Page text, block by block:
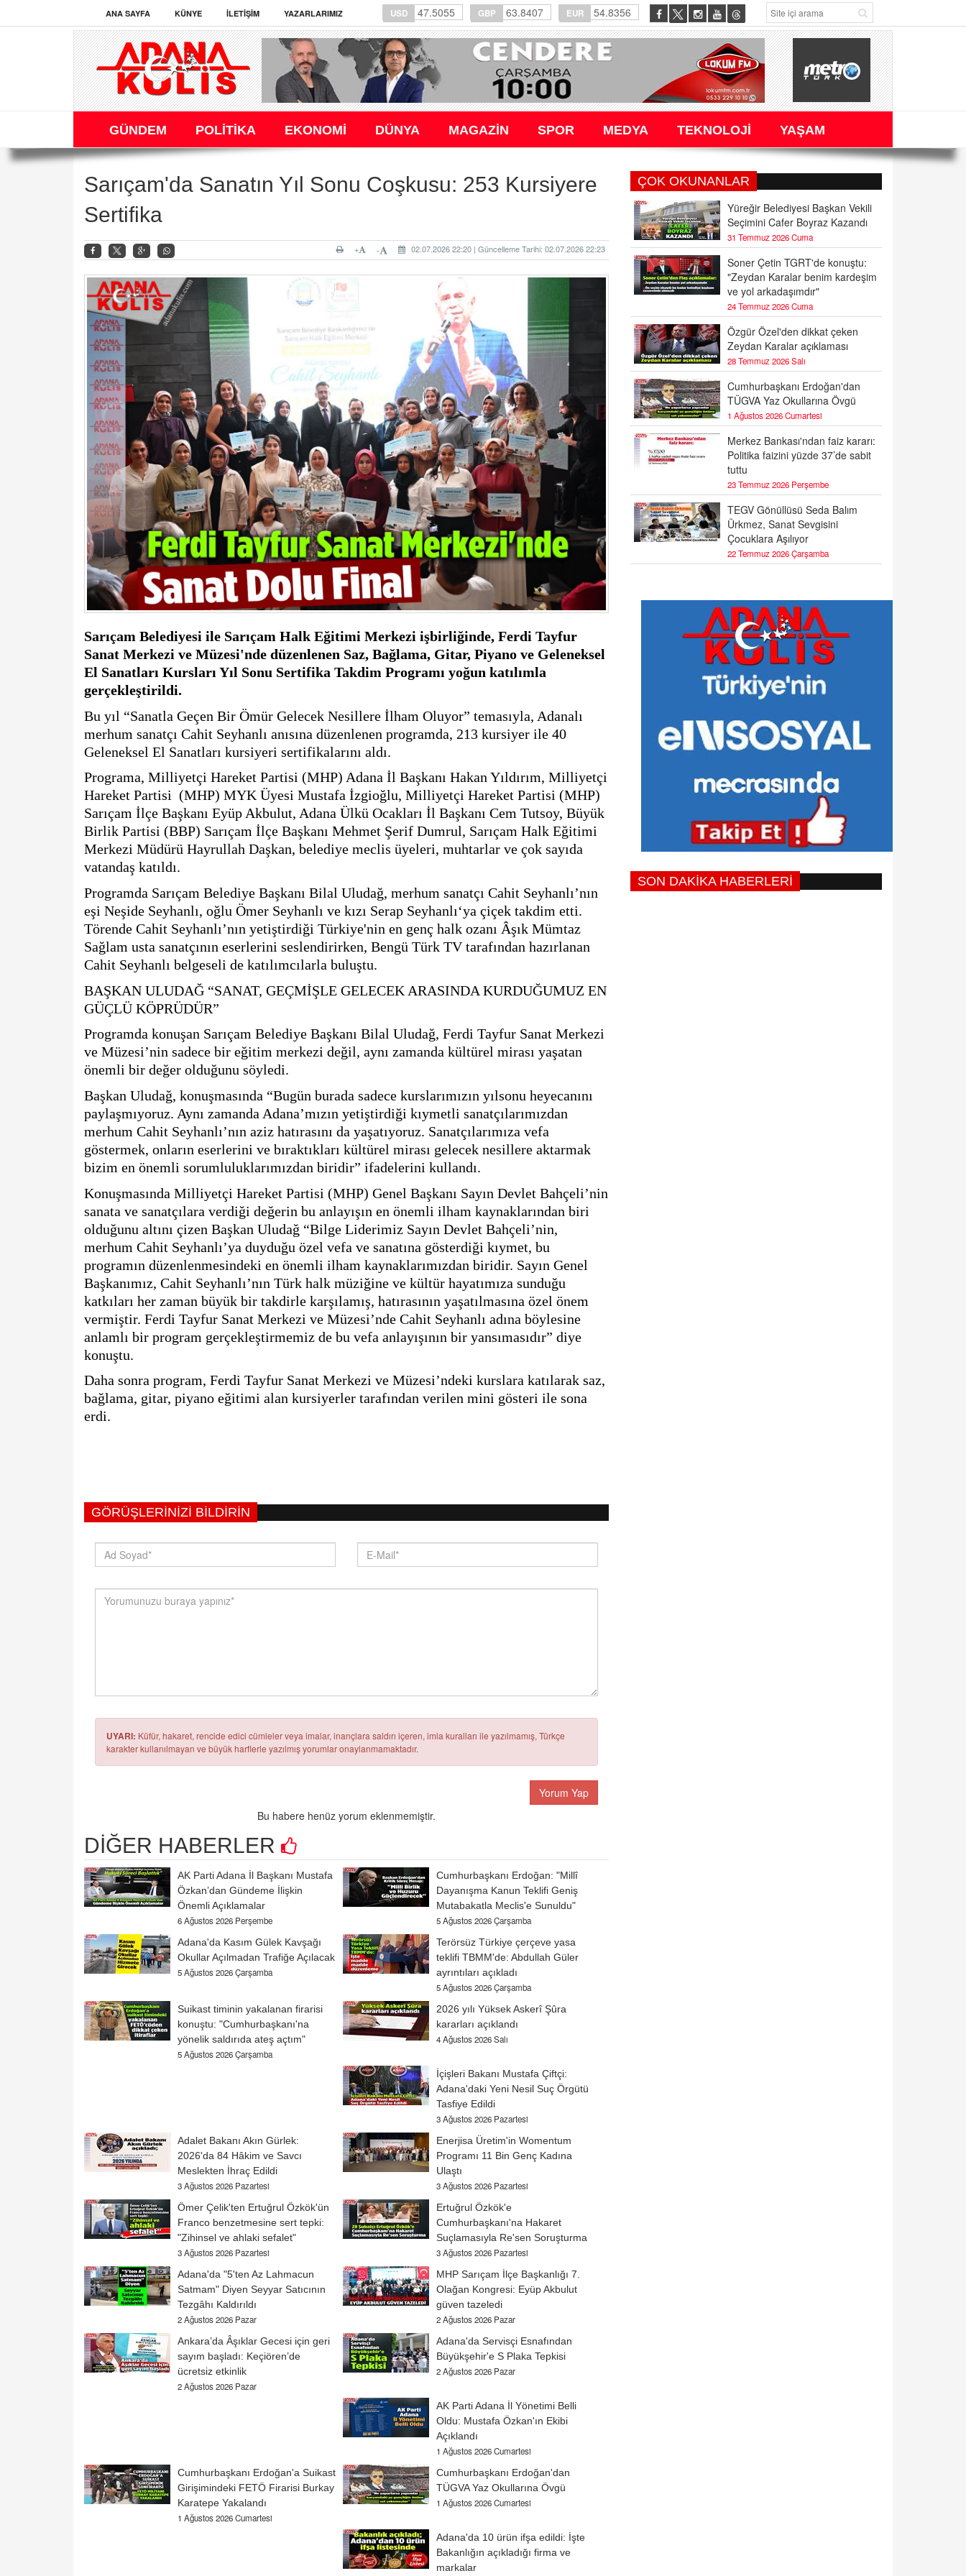
ANA SAYFA KÜNYE İLETIŞIM YAZARLARIMIZ USD 47.5055 GBP 63.8407 EUR 54.8356
GÜNDEM POLİTİKA EKONOMİ DÜNYA MAGAZİN SPOR MEDYA TEKNOLOJİ YAŞAM
Sarıçam'da Sanatın Yıl Sonu Coşkusu: 253 Kursiyere
Sertifika
02.07.2026 22:20 | Güncelleme Tarihi: 02.07.2026 22:23
-
+
Sarıçam Belediyesi ile Sarıçam Halk Eğitimi Merkezi işbirliğinde, Ferdi Tayfur
Sanat Merkezi ve Müzesi'nde düzenlenen Saz, Bağlama, Gitar, Piyano ve Geleneksel
El Sanatları Kursları Yıl Sonu Sertifika Takdim Programı yoğun katılımla
gerçekleştirildi.
Bu yıl “Sanatla Geçen Bir Ömür Gelecek Nesillere İlham Oluyor” temasıyla, Adanalı
merhum sanatçı Cahit Seyhanlı anısına düzenlenen programda, 213 kursiyer ile 40
Geleneksel El Sanatları kursiyeri sertifikalarını aldı.
Programa, Milliyetçi Hareket Partisi (MHP) Adana İl Başkanı Hakan Yıldırım, Milliyetçi
Hareket Partisi  (MHP) MYK Üyesi Mustafa İzgioğlu, Milliyetçi Hareket Partisi (MHP)
Sarıçam İlçe Başkanı Eyüp Akbulut, Adana Ülkü Ocakları İl Başkanı Cem Tutsoy, Büyük
Birlik Partisi (BBP) Sarıçam İlçe Başkanı Mehmet Şerif Dumrul, Sarıçam Halk Eğitimi
Merkezi Müdürü Hayrullah Daşkan, belediye meclis üyeleri, muhtarlar ve çok sayıda
vatandaş katıldı.
Programda Sarıçam Belediye Başkanı Bilal Uludağ, merhum sanatçı Cahit Seyhanlı’nın
eşi Neşide Seyhanlı, oğlu Ömer Seyhanlı ve kızı Serap Seyhanlı‘ya çiçek takdim etti.
Törende Cahit Seyhanlı’nın yetiştirdiği Türkiye'nin en genç halk ozanı Âşık Mümtaz
Sağlam usta sanatçının eserlerini seslendirirken, Bengü Türk TV tarafından hazırlanan
Cahit Seyhanlı belgeseli de katılımcılarla buluştu.
BAŞKAN ULUDAĞ “SANAT, GEÇMİŞLE GELECEK ARASINDA KURDUĞUMUZ EN
GÜÇLÜ KÖPRÜDÜR”
Programda konuşan Sarıçam Belediye Başkanı Bilal Uludağ, Ferdi Tayfur Sanat Merkezi
ve Müzesi’nin sadece bir eğitim merkezi değil, aynı zamanda kültürel mirası yaşatan
önemli bir değer olduğunu söyledi.
Başkan Uludağ, konuşmasında “Bugün burada sadece kurslarımızın yılsonu heyecanını
paylaşmıyoruz. Aynı zamanda Adana’mızın yetiştirdiği kıymetli sanatçılarımızdan
merhum Cahit Seyhanlı’nın aziz hatırasını da yaşatıyoruz. Sanatçılarımıza vefa
göstermek, onların eserlerini ve bıraktıkları kültürel mirası gelecek nesillere aktarmak
bizim en önemli sorumluluklarımızdan biridir” ifadelerini kullandı.
Konuşmasında Milliyetçi Hareket Partisi (MHP) Genel Başkanı Sayın Devlet Bahçeli’nin
sanata ve sanatçılara verdiği değerin bu anlayışın en önemli ilham kaynaklarından biri
olduğunu altını çizen Başkan Uludağ “Bilge Liderimiz Sayın Devlet Bahçeli’nin,
merhum Cahit Seyhanlı’ya duyduğu özel vefa ve sanatına gösterdiği kıymet, bu
programın düzenlenmesindeki en önemli ilham kaynaklarımızdan biridir. Sayın Genel
Başkanımız, Cahit Seyhanlı’nın Türk halk müziğine ve kültür hayatımıza sunduğu
katkıları her zaman büyük bir takdirle karşılamış, hatırasının yaşatılmasına özel önem
vermiştir. Ferdi Tayfur Sanat Merkezi ve Müzesi’nde Cahit Seyhanlı adına böylesine
anlamlı bir program gerçekleştirmemiz de bu vefa anlayışının bir yansımasıdır” diye
konuştu.
Daha sonra program, Ferdi Tayfur Sanat Merkezi ve Müzesi’ndeki kurslara katılarak saz,
bağlama, gitar, piyano eğitimi alan kursiyerler tarafından verilen mini gösteri ile sona
erdi.
GÖRÜŞLERINIZI BILDIRIN
UYARI: Küfür, hakaret, rencide edici cümleler veya imalar, inançlara saldırı içeren, imla kuralları ile yazılmamış, Türkçe
karakter kullanılmayan ve büyük harflerle yazılmış yorumlar onaylanmamaktadır.
Yorum Yap
Bu habere henüz yorum eklenmemiştir.
DİĞER HABERLER
AK Parti Adana İl Başkanı Mustafa
Özkan’dan Gündeme İlişkin
Önemli Açıklamalar
6 Ağustos 2026 Perşembe
Cumhurbaşkanı Erdoğan: "Millî
Dayanışma Kanun Teklifi Geniş
Mutabakatla Meclis'e Sunuldu"
5 Ağustos 2026 Çarşamba
Adana'da Kasım Gülek Kavşağı
Okullar Açılmadan Trafiğe Açılacak
5 Ağustos 2026 Çarşamba
Terörsüz Türkiye çerçeve yasa
teklifi TBMM'de: Abdullah Güler
ayrıntıları açıkladı
5 Ağustos 2026 Çarşamba
Suikast timinin yakalanan firarisi
konuştu: "Cumhurbaşkanı'na
yönelik saldırıda ateş açtım"
5 Ağustos 2026 Çarşamba
2026 yılı Yüksek Askerî Şûra
kararları açıklandı
4 Ağustos 2026 Salı
İçişleri Bakanı Mustafa Çiftçi:
Adana'daki Yeni Nesil Suç Örgütü
Tasfiye Edildi
3 Ağustos 2026 Pazartesi
Adalet Bakanı Akın Gürlek:
2026'da 84 Hâkim ve Savcı
Meslekten İhraç Edildi
3 Ağustos 2026 Pazartesi
Enerjisa Üretim'in Womentum
Programı 11 Bin Genç Kadına
Ulaştı
3 Ağustos 2026 Pazartesi
Ömer Çelik'ten Ertuğrul Özkök'ün
Franco benzetmesine sert tepki:
"Zihinsel ve ahlaki sefalet"
3 Ağustos 2026 Pazartesi
Ertuğrul Özkök'e
Cumhurbaşkanı'na Hakaret
Suçlamasıyla Re'sen Soruşturma
3 Ağustos 2026 Pazartesi
Adana'da "5'ten Az Lahmacun
Satmam" Diyen Seyyar Satıcının
Tezgâhı Kaldırıldı
2 Ağustos 2026 Pazar
MHP Sarıçam İlçe Başkanlığı 7.
Olağan Kongresi: Eyüp Akbulut
güven tazeledi
2 Ağustos 2026 Pazar
Ankara’da Âşıklar Gecesi için geri
sayım başladı: Keçiören’de
ücretsiz etkinlik
2 Ağustos 2026 Pazar
Adana'da Servisçi Esnafından
Büyükşehir'e S Plaka Tepkisi
2 Ağustos 2026 Pazar
AK Parti Adana İl Yönetimi Belli
Oldu: Mustafa Özkan'ın Ekibi
Açıklandı
1 Ağustos 2026 Cumartesi
Cumhurbaşkanı Erdoğan'a Suikast
Girişimindeki FETÖ Firarisi Burkay
Karatepe Yakalandı
1 Ağustos 2026 Cumartesi
Cumhurbaşkanı Erdoğan'dan
TÜGVA Yaz Okullarına Övgü
1 Ağustos 2026 Cumartesi
Adana'da 10 ürün ifşa edildi: İşte
Bakanlığın açıkladığı firma ve
markalar
ÇOK OKUNANLAR
Yüreğir Belediyesi Başkan Vekili
Seçimini Cafer Boyraz Kazandı
31 Temmuz 2026 Cuma
Soner Çetin TGRT'de konuştu:
"Zeydan Karalar benim kardeşim
ve yol arkadaşımdır"
24 Temmuz 2026 Cuma
Özgür Özel'den dikkat çeken
Zeydan Karalar açıklaması
28 Temmuz 2026 Salı
Cumhurbaşkanı Erdoğan'dan
TÜGVA Yaz Okullarına Övgü
1 Ağustos 2026 Cumartesi
Merkez Bankası'ndan faiz kararı:
Politika faizini yüzde 37’de sabit
tuttu
23 Temmuz 2026 Perşembe
TEGV Gönüllüsü Seda Balım
Ürkmez, Sanat Sevgisini
Çocuklara Aşılıyor
22 Temmuz 2026 Çarşamba
SON DAKİKA HABERLERİ